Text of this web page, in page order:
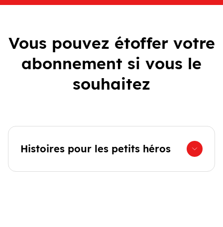
Vous pouvez étoffer votre
abonnement si vous le
souhaitez
Histoires pour les petits héros